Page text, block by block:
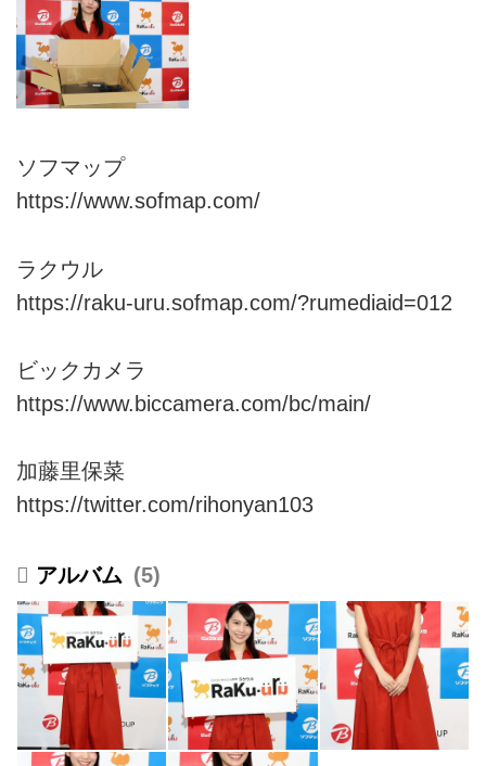
ソフマップ
https://www.sofmap.com/
ラクウル
https://raku-uru.sofmap.com/?rumediaid=012
ビックカメラ
https://www.biccamera.com/bc/main/
加藤里保菜
https://twitter.com/rihonyan103
5